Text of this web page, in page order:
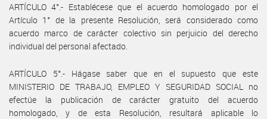
ARTÍCULO 4°.- Establécese que el acuerdo homologado por el
Artículo 1° de la presente Resolución, será considerado como
acuerdo marco de carácter colectivo sin perjuicio del derecho
individual del personal afectado.
ARTÍCULO 5°.- Hágase saber que en el supuesto que este
MINISTERIO DE TRABAJO, EMPLEO Y SEGURIDAD SOCIAL no
efectúe la publicación de carácter gratuito del acuerdo
homologado, y de esta Resolución, resultará aplicable lo